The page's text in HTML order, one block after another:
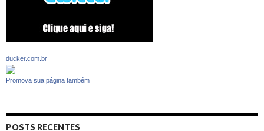
ducker.com.br
Promova sua página também
POSTS RECENTES